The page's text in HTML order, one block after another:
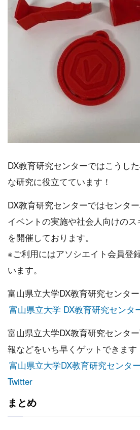
DX教育研究センターではこうし
な研究に役立てています！
DX教育研究センターではセンタ
イベントの実施や社会人向けの
を開催しております。
※ご利用にはアソシエイト会員登
います。
富山県立大学DX教育研究センタ
富山県立大学 DX教育研究センタ
富山県立大学DX教育研究センタ
報などをいち早くゲットできます
富山県立大学DX教育研究センタ
Twitter
まとめ